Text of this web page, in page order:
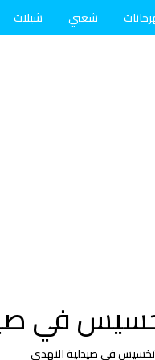
شعبي شيلات
في
في صيدلية النهدي